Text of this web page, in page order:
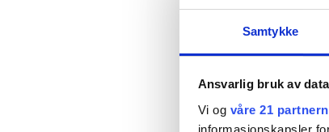
Samtykke
Ansvarlig bruk av
Vi og våre 21
informasjonskapsler
Men Calderon ble litt
på om hun i det hele
FO Oslo-lederen
hadde skjedd. De